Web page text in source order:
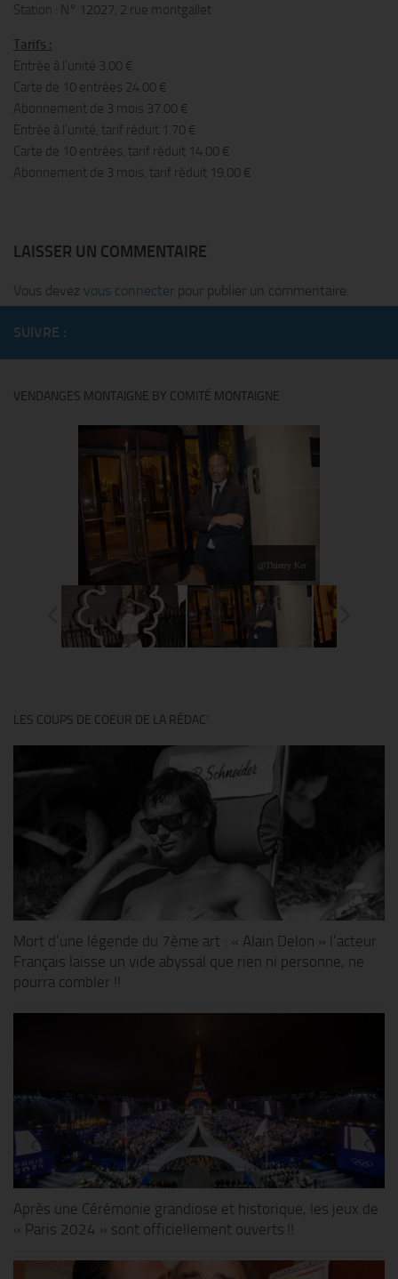
Station : N° 12027, 2 rue montgallet
Tarifs :
Entrée à l’unité 3.00 €
Carte de 10 entrées 24.00 €
Abonnement de 3 mois 37.00 €
Entrée à l’unité, tarif réduit 1.70 €
Carte de 10 entrées, tarif réduit 14.00 €
Abonnement de 3 mois, tarif réduit 19.00 €
LAISSER UN COMMENTAIRE
Vous devez vous connecter pour publier un commentaire.
SUIVRE :
VENDANGES MONTAIGNE BY COMITÉ MONTAIGNE
@Thierry Ker
LES COUPS DE COEUR DE LA RÉDAC’
Mort d’une légende du 7ème art : « Alain Delon » l’acteur
Français laisse un vide abyssal que rien ni personne, ne
pourra combler !!
Après une Cérémonie grandiose et historique, les jeux de
« Paris 2024 » sont officiellement ouverts !!